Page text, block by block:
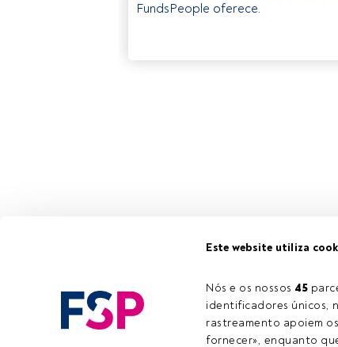
Este website utiliza
Nós e os nossos 45
identificadores únicos,
rastreamento apoiem
fornecer», enquanto
FundsPeople oferece.